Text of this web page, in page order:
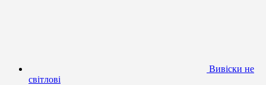
Вивіски не
світлові